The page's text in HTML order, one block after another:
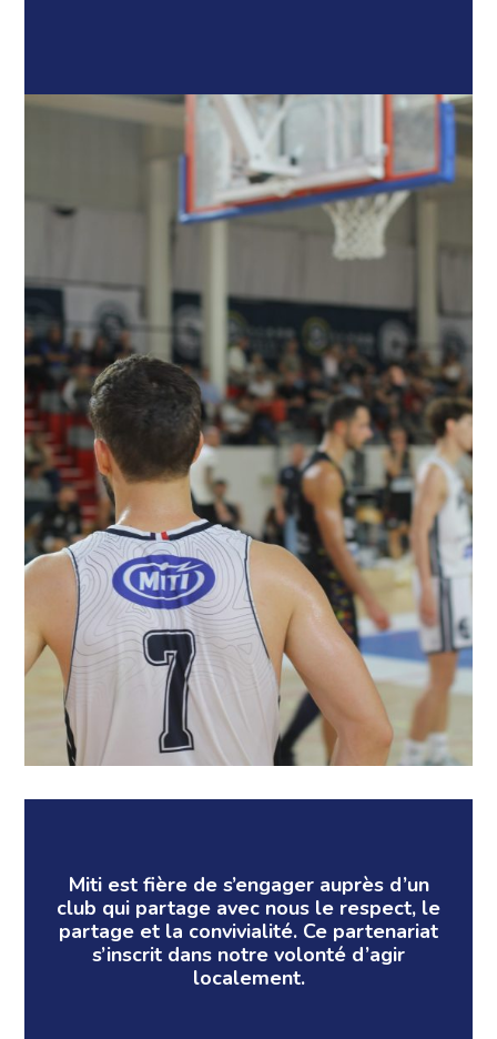
Miti est fière de s’engager auprès d’un
club qui partage avec nous le respect, le
partage et la convivialité. Ce partenariat
s’inscrit dans notre volonté d’agir
localement.